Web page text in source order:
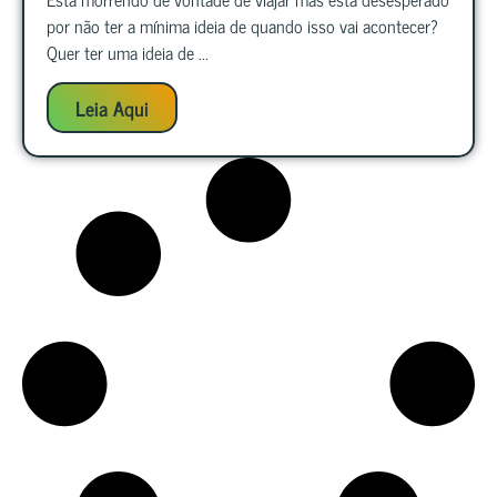
por não ter a mínima ideia de quando isso vai acontecer?
Quer ter uma ideia de ...
Leia Aqui